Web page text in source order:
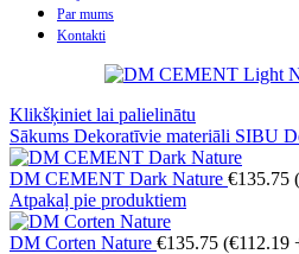
Par mums
Kontakti
Klikšķiniet lai palielinātu
Sākums Dekoratīvie materiāli SIBU
DM CEMENT Dark Nature €135.75 (
Atpakaļ pie produktiem
DM Corten Nature €135.75 (€112.19